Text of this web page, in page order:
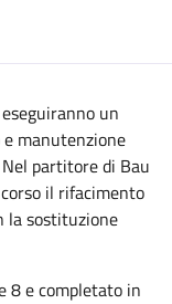
un
manutenzione
partitore di Bau
il rifacimento
la sostituzione
8 e completato in